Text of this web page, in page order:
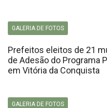
GALERIA DE FOTOS
Prefeitos eleitos de 21
de Adesão do Programa
em Vitória da Conquista
GALERIA DE FOTOS